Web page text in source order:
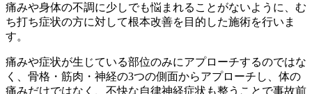
痛みや身体の不調に少しでも悩まれることがないように、む
ち打ち症状の方に対して根本改善を目的した施術を行いま
す。
痛みや症状が生じている部位のみにアプローチするのではな
く、骨格・筋肉・神経の3つの側面からアプローチし、体の
痛みだけではなく、不快な自律神経症状も整うことで事故前